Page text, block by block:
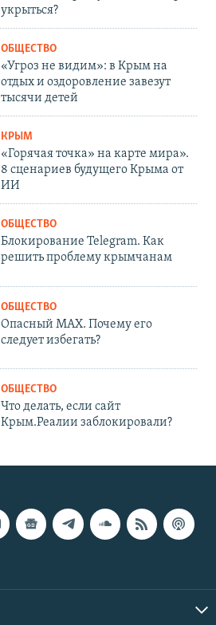
укрыться?
ОБЩЕСТВО
«Угроз не видим»: в Крым на
отдых и оздоровление завезут
тысячи детей
КРЫМ
«Горячая точка» на карте мира».
8 сценариев будущего Крыма от
ИИ
ОБЩЕСТВО
Блокирование Telegram. Как
решить проблему крымчанам
ОБЩЕСТВО
Опасный MAX. Почему его
следует избегать?
ОБЩЕСТВО
Что делать, если сайт
Крым.Реалии заблокировали?